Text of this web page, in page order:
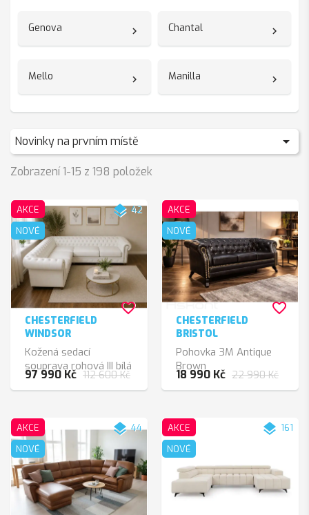
Genova Chantal
Mello Manilla
Novinky na prvním místě 
Zobrazení 1-15 z 198 položek
AKCE
NOVÉ
layers42
CHESTERFIELD
WINDSOR
Kožená sedací
souprava rohová III bílá
kůže
97 990 Kč 112 600 Kč
favorite_border
AKCE
NOVÉ
CHESTERFIELD
BRISTOL
Pohovka 3M Antique
Brown
18 990 Kč 22 990 Kč
favorite_border
AKCE
NOVÉ
layers44
AKCE
NOVÉ
layers 161